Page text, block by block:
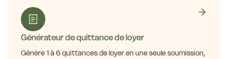
Générateur de quittance de loyer
Génère 1 à 6 quittances de loyer en une seule soumission,